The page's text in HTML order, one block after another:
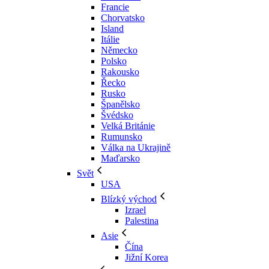
Francie
Chorvatsko
Island
Itálie
Německo
Polsko
Rakousko
Řecko
Rusko
Španělsko
Švédsko
Velká Británie
Rumunsko
Válka na Ukrajině
Maďarsko
Svět
USA
Blízký východ
Izrael
Palestina
Asie
Čína
Jižní Korea